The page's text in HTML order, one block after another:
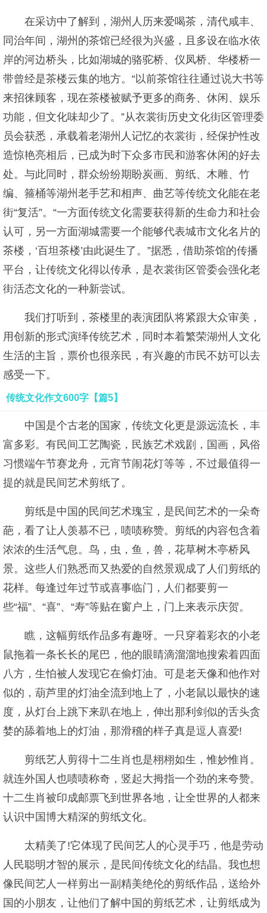
在采访中了解到，湖州人历来爱喝茶，清代咸丰、
同治年间，湖州的茶馆已经很为兴盛，且多设在临水依
岸的河边桥头，比如湖城的骆驼桥、仪凤桥、华楼桥一
带曾经是茶楼云集的地方。“以前茶馆往往通过说大书等
来招徕顾客，现在茶楼被赋予更多的商务、休闲、娱乐
功能，但文化味却少了。”从衣裳街历史文化街区管理委
员会获悉，承载着老湖州人记忆的衣裳街，经保护性改
造惊艳亮相后，已成为时下众多市民和游客休闲的好去
处。与此同时，群众纷纷期盼炭画、剪纸、木雕、竹
编、箍桶等湖州老手艺和相声、曲艺等传统文化能在老
街“复活”。“一方面传统文化需要获得新的生命力和社会
认可，另一方面湖城需要一个能够代表城市文化名片的
茶楼，‘百坦茶楼’由此诞生了。”据悉，借助茶馆的传播
平台，让传统文化得以传承，是衣裳街区管委会强化老
街活态文化的一种新尝试。
我们打听到，茶楼里的表演团队将紧跟大众审美，
用创新的形式演绎传统艺术，同时本着繁荣湖州人文化
生活的主旨，票价也很亲民，有兴趣的市民不妨可以去
感受一下。
传统文化作文600字【篇5】
中国是个古老的国家，传统文化更是源远流长，丰
富多彩。有民间工艺陶瓷，民族艺术戏剧，国画，风俗
习惯端午节赛龙舟，元宵节闹花灯等等，不过最值得一
提的就是民间艺术剪纸了。
剪纸是中国的民间艺术瑰宝，是民间艺术的一朵奇
葩，看了让人羡慕不已，啧啧称赞。剪纸的内容包含着
浓浓的生活气息。鸟，虫，鱼，兽，花草树木亭桥风
景。这些人们熟悉而又热爱的自然景观成了人们剪纸的
花样。每逢过年过节或喜事临门，人们都要剪一
些“福”、“喜”、“寿”等贴在窗户上，门上来表示庆贺。
瞧，这幅剪纸作品多有趣呀。一只穿着彩衣的小老
鼠拖着一条长长的尾巴，他的眼睛滴溜溜地搜索着四面
八方，生怕被人发现它在偷灯油。可是老天像和他作对
似的，葫芦里的灯油全流到地上了，小老鼠以最快的速
度，从灯台上跳下来趴在地上，伸出那利剑似的舌头贪
婪的舔着地上的灯油，那滑稽的样子真是逗人喜爱!
剪纸艺人剪得十二生肖也是栩栩如生，惟妙惟肖。
就连外国人也啧啧称奇，竖起大拇指一个劲的来夸赞。
十二生肖被印成邮票飞到世界各地，让全世界的人都来
认识中国博大精深的剪纸文化。
太精美了!它体现了民间艺人的心灵手巧，他是劳动
人民聪明才智的展示，是民间传统文化的结晶。我也想
像民间艺人一样剪出一副精美绝伦的剪纸作品，送给外
国的小朋友，让他们了解中国的剪纸艺术，让剪纸成为